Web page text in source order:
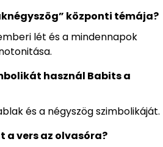
központi témája?
lét és a mindennapok
használ Babits a
és a négyszög szimbolikáját.
a vers az olvasóra?